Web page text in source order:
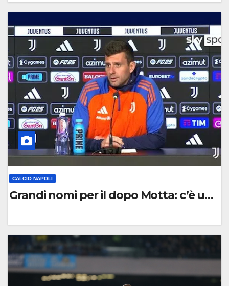
0
O
M
E
N
O
CALCIO NAPOLI
Grandi nomi per il dopo Motta: c’è un
0
O
M